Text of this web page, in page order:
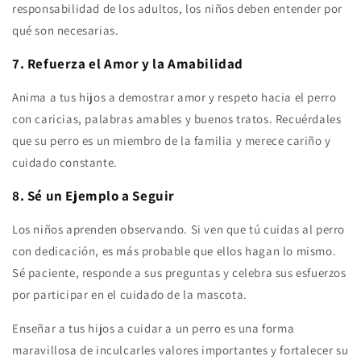
responsabilidad de los adultos, los niños deben entender por
qué son necesarias.
7. Refuerza el Amor y la Amabilidad
Anima a tus hijos a demostrar amor y respeto hacia el perro
con caricias, palabras amables y buenos tratos. Recuérdales
que su perro es un miembro de la familia y merece cariño y
cuidado constante.
8. Sé un Ejemplo a Seguir
Los niños aprenden observando. Si ven que tú cuidas al perro
con dedicación, es más probable que ellos hagan lo mismo.
Sé paciente, responde a sus preguntas y celebra sus esfuerzos
por participar en el cuidado de la mascota.
Enseñar a tus hijos a cuidar a un perro es una forma
maravillosa de inculcarles valores importantes y fortalecer su